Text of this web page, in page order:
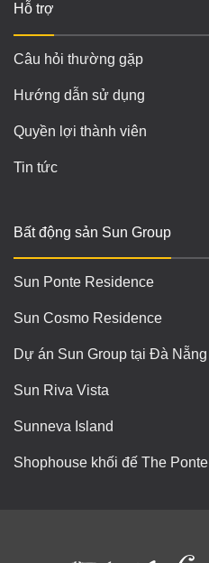
Hỗ trợ
Câu hỏi thường gặp
Hướng dẫn sử dụng
Quyền lợi thành viên
Tin tức
Bất động sản Sun Group
Sun Ponte Residence
Sun Cosmo Residence
Dự án Sun Group tại Đà Nẵng
Sun Riva Vista
Sunneva Island
Shophouse khối đế The Ponte